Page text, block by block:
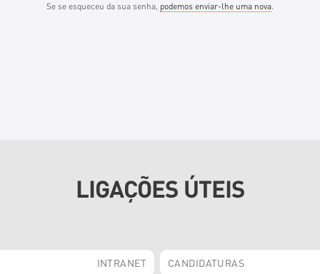
Se se esqueceu da sua senha, podemos enviar-lhe uma nova.
LIGAÇÕES ÚTEIS
INTRANET CANDIDATURAS